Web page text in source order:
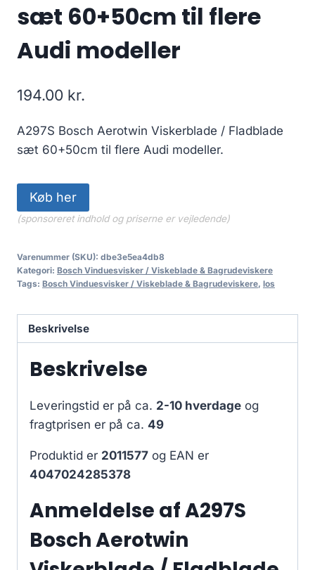
sæt 60+50cm til flere
Audi modeller
194.00 kr.
A297S Bosch Aerotwin Viskerblade / Fladblade
sæt 60+50cm til flere Audi modeller.
Køb her
(sponsoreret indhold og priserne er vejledende)
Varenummer (SKU): dbe3e5ea4db8
Kategori: Bosch Vinduesvisker / Viskeblade & Bagrudeviskere
Tags: Bosch Vinduesvisker / Viskeblade & Bagrudeviskere, los
Beskrivelse
Beskrivelse
Leveringstid er på ca. 2-10 hverdage og
fragtprisen er på ca. 49
Produktid er 2011577 og EAN er
4047024285378
Anmeldelse af A297S
Bosch Aerotwin